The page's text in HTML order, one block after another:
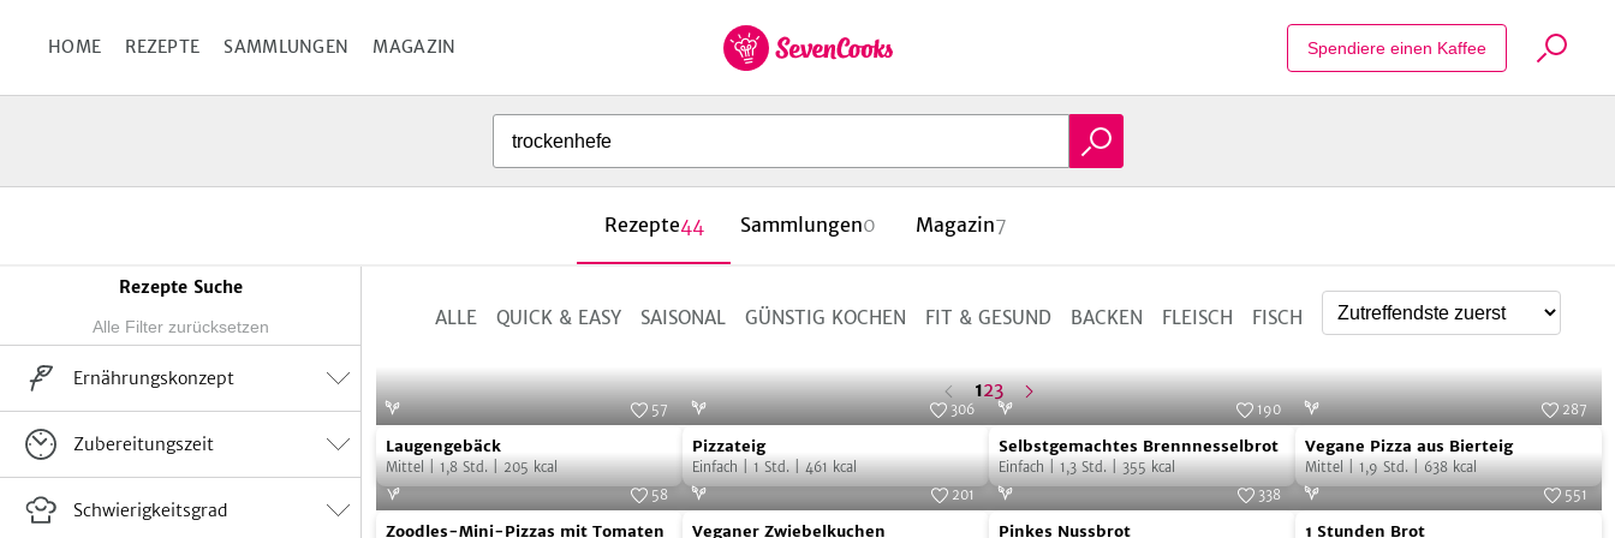
Diese Webseite verwendet Cookies Alle zulassen
HOME REZEPTE SAMMLUNGEN MAGAZIN
zur
Startseite
Spendiere einen Kaffee
Suche
Rezepte44 Sammlungen0 Magazin7
Rezepte Suche
Ergebnisse
eingrenzen
Ernährungskonzept
Vegan Vegetarisch Flexitarisch
Rohkost
Zubereitungszeit
keine Angabe
Schwierigkeitsgrad
Einfach 22
Winter 0
Snacks
ALLE QUICK & EASY SAISONAL GÜNSTIG KOCHEN FIT & GESUND BACKEN FLEISCH FISCH
1Seite
2letzte
Seite
3 n
ä
ch
s
t
e
S
e
i
te
Laugengebäck
57
Laugengebäck
Mittel 1,8 Std.| 205 kcal
Pizzateig
306
Pizzateig
Einfach| 1 Std.| 461 kcal
Selbstgemachtes
Brennnesselbrot
SevenCooks
190
Selbstgemachtes Brennnesselbrot
Einfach| 1,3 Std.| 355 kcal
Vegane
Pizza
aus
Bierteig
Foto:
287
Vegane Pizza aus Bierteig
Mittel 1,9 Std.| 638kcal
Zoodles-­
Foto: EMF/kitchenkiss photography
58
Zoodles-­Mini­-Pizzas mit Tomaten
Veganer
201
Veganer Zwiebelkuchen
Pinkes
338
Pinkes Nussbrot
551
1 Stunden Brot